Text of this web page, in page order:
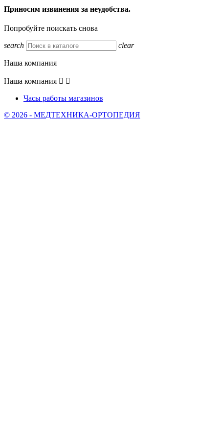
Приносим извинения за неудобства.
Попробуйте поискать снова
search clear
Наша компания
Наша компания  
Часы работы магазинов
© 2026 - МЕДТЕХНИКА-ОРТОПЕДИЯ